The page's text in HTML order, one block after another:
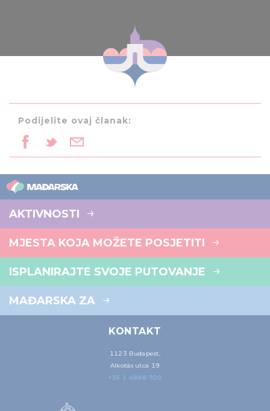
Podijelite ovaj članak:
AKTIVNOSTI
MJESTA KOJA MOŽETE POSJETITI
ISPLANIRAJTE SVOJE PUTOVANJE
MAĐARSKA ZA
KONTAKT
1123 Budapest,
Alkotás utca 19
+36 1 4888 700